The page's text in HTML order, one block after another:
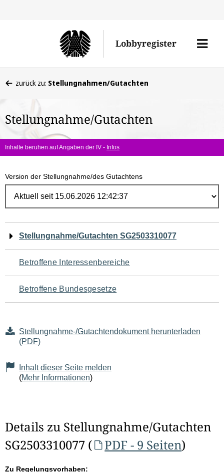
Lobbyregister
Menü
befinden
hier:
zurück zu: Stellungnahmen/Gutachten
Stellungnahme/Gutachten
Inhalte beruhen auf Angaben der IV - Infos
Version der Stellungnahme/des Gutachtens
Navigation
für
den
Seiteninhalt
Stellungnahme/Gutachten SG2503310077
Betroffene Interessenbereiche
Betroffene Bundesgesetze
Stellungnahme-/Gutachtendokument herunterladen
(PDF)
Inhalt dieser Seite melden
(Mehr Informationen)
Details zu Stellungnahme/Gutachten
SG2503310077 (
PDF - 9 Seiten)
Zu Regelungsvorhaben: